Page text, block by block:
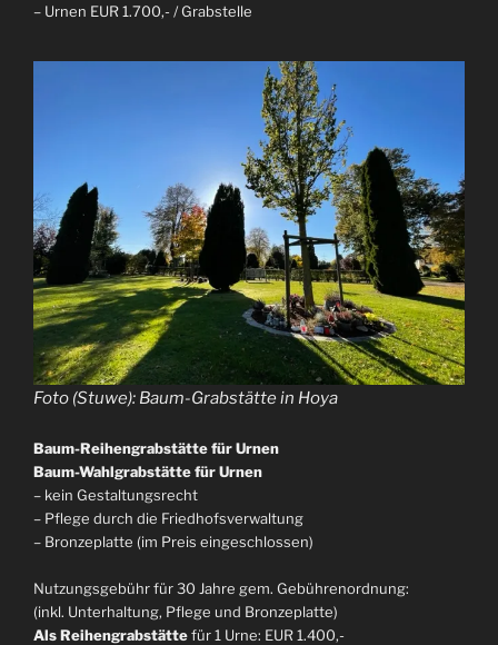
– Urnen EUR 1.700,- / Grabstelle
Foto (Stuwe): Baum-Grabstätte in Hoya
Baum-Reihengrabstätte für Urnen
Baum-Wahlgrabstätte für Urnen
– kein Gestaltungsrecht
– Pflege durch die Friedhofsverwaltung
– Bronzeplatte (im Preis eingeschlossen)
Nutzungsgebühr für 30 Jahre gem. Gebührenordnung:
(inkl. Unterhaltung, Pflege und Bronzeplatte)
Als Reihengrabstättefür 1 Urne: EUR 1.400,-